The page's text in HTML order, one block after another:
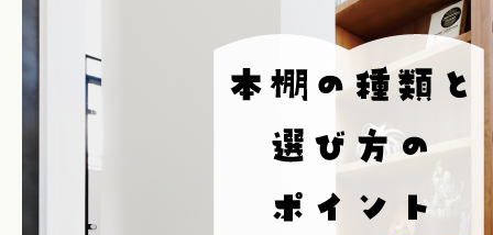
暮らしのこと
暮らしのキホン
暮らしのデザイン